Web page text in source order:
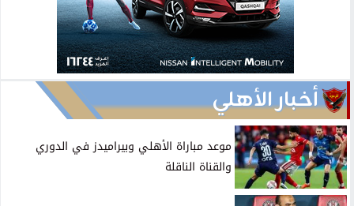
أخبار الأهلي
موعد مباراة الأهلي وبيراميدز في الدوري
والقناة الناقلة